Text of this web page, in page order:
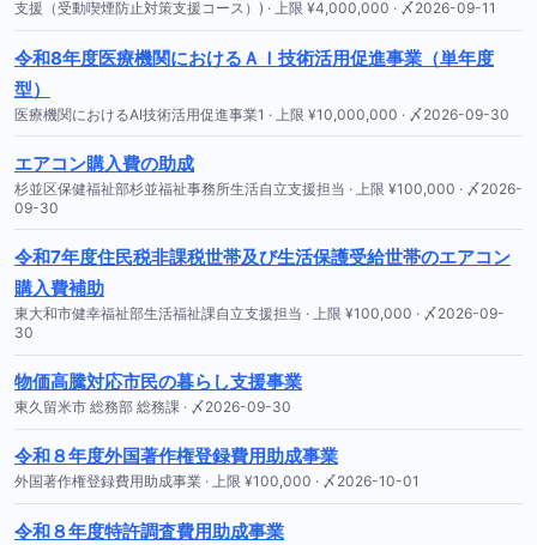
支援（受動喫煙防止対策支援コース）) · 上限 ¥4,000,000 · 〆2026-09-11
令和8年度医療機関におけるＡＩ技術活用促進事業（単年度
型）
医療機関におけるAI技術活用促進事業1 · 上限 ¥10,000,000 · 〆2026-09-30
エアコン購入費の助成
杉並区保健福祉部杉並福祉事務所生活自立支援担当 · 上限 ¥100,000 · 〆2026-
09-30
令和7年度住民税非課税世帯及び生活保護受給世帯のエアコン
購入費補助
東大和市健幸福祉部生活福祉課自立支援担当 · 上限 ¥100,000 · 〆2026-09-
30
物価高騰対応市民の暮らし支援事業
東久留米市 総務部 総務課 · 〆2026-09-30
令和８年度外国著作権登録費用助成事業
外国著作権登録費用助成事業 · 上限 ¥100,000 · 〆2026-10-01
令和８年度特許調査費用助成事業